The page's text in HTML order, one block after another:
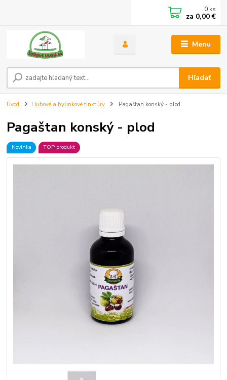
Menu
Hľadať
0 ks
za 0,00 €
Úvod Hubové a bylinkové tinktúry Pagaštan konský - plod
Pagaštan konský - plod
Novinka TOP produkt